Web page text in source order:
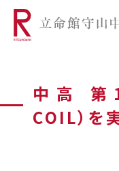
中高 第
COIL）を